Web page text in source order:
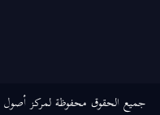
جميع الحقوق محفوظة لمركز